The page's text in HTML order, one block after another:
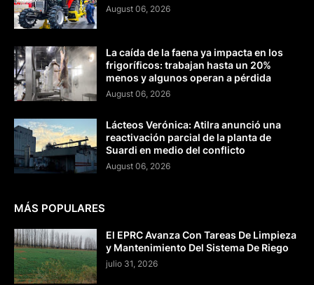
August 06, 2026
La caída de la faena ya impacta en los
frigoríficos: trabajan hasta un 20%
menos y algunos operan a pérdida
August 06, 2026
Lácteos Verónica: Atilra anunció una
reactivación parcial de la planta de
Suardi en medio del conflicto
August 06, 2026
MÁS POPULARES
El EPRC Avanza Con Tareas De Limpieza
y Mantenimiento Del Sistema De Riego
julio 31, 2026